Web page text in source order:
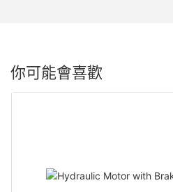
你可能會喜歡